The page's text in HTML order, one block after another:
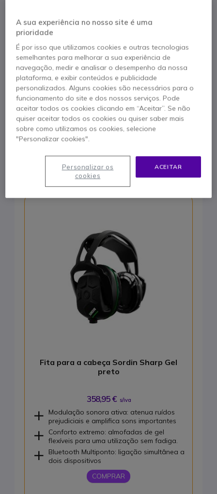
Auriculares Peltor ProTac XPI
743,95 €
519,95 € s/iva
Bluetooth 4.2 multiponto: emparelhamento
simultâneo com dois dispositivos
Atenuação inteligente do ruído
Certificado IP68 (ultra robusto)
Número 3
Fita para a cabeça Sordin Sharp Gel
preto
358,95 € s/iva
Modulação sonora ativa: atenua ruídos
prejudiciais e amplifica sons importantes
Conforto extremo: almofadas de gel
flexíveis para uma utilização sem fadiga.
Bluetooth Multiponto: ligação simultânea a
dois dispositivos
COMPRAR
A sua experiência no nosso site é uma
prioridade
É por isso que utilizamos cookies e outras tecnologias
semelhantes para melhorar a sua experiência de
navegação, medir e analisar o desempenho da nossa
plataforma, e exibir conteúdos e publicidade
personalizados. Alguns cookies são necessários para o
funcionamento do site e dos nossos serviços. Pode
aceitar todos os cookies clicando em “Aceitar”. Se não
quiser aceitar todos os cookies ou quiser saber mais
sobre como utilizamos os cookies, selecione
"Personalizar cookies".
ACEITAR
Personalizar os
cookies